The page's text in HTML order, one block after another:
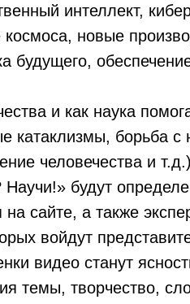
интеллект,
новые
будущего,
и как наука
катаклизмы, борьба
человечества и
будут
на сайте, а также
войдут
видео станут
темы, творчество,